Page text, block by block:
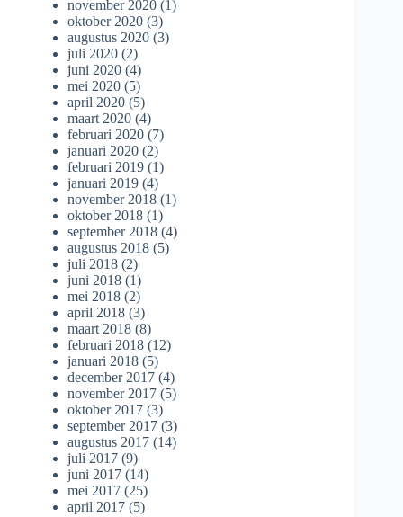
november 2020 (1)
oktober 2020 (3)
augustus 2020 (3)
juli 2020 (2)
juni 2020 (4)
mei 2020 (5)
april 2020 (5)
maart 2020 (4)
februari 2020 (7)
januari 2020 (2)
februari 2019 (1)
januari 2019 (4)
november 2018 (1)
oktober 2018 (1)
september 2018 (4)
augustus 2018 (5)
juli 2018 (2)
juni 2018 (1)
mei 2018 (2)
april 2018 (3)
maart 2018 (8)
februari 2018 (12)
januari 2018 (5)
december 2017 (4)
november 2017 (5)
oktober 2017 (3)
september 2017 (3)
augustus 2017 (14)
juli 2017 (9)
juni 2017 (14)
mei 2017 (25)
april 2017 (5)